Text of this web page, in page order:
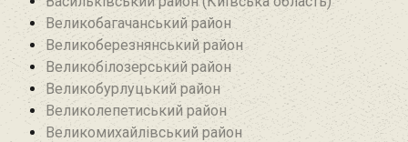
Великобагачанський район
Великоберезнянський район
Великобілозерський район‎
Великобурлуцький район
Великолепетиський район
Великомихайлівський район‎